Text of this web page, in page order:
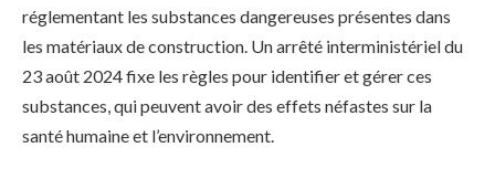
réglementant les substances dangereuses présentes dans
les matériaux de construction. Un arrêté interministériel du
23 août 2024 fixe les règles pour identifier et gérer ces
substances, qui peuvent avoir des effets néfastes sur la
santé humaine et l’environnement.